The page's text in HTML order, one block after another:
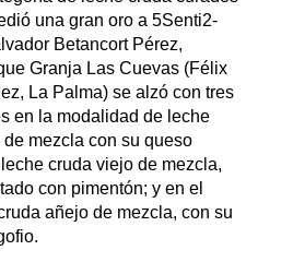
una gran oro a 5Senti2-
Betancort Pérez,
Granja Las Cuevas (Félix
La Palma) se alzó con tres
en la modalidad de leche
mezcla con su queso
cruda viejo de mezcla,
con pimentón; y en el
añejo de mezcla, con su